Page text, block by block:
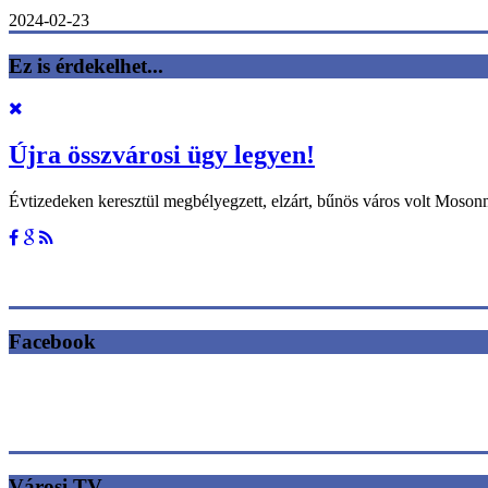
2024-02-23
Ez is érdekelhet...
Újra összvárosi ügy legyen!
Évtizedeken keresztül megbélyegzett, elzárt, bűnös város volt
Facebook